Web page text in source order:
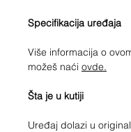
Specifikacija uređaja
Više informacija o
možeš naći ovde.
Šta je u kutiji
Uređaj dolazi u